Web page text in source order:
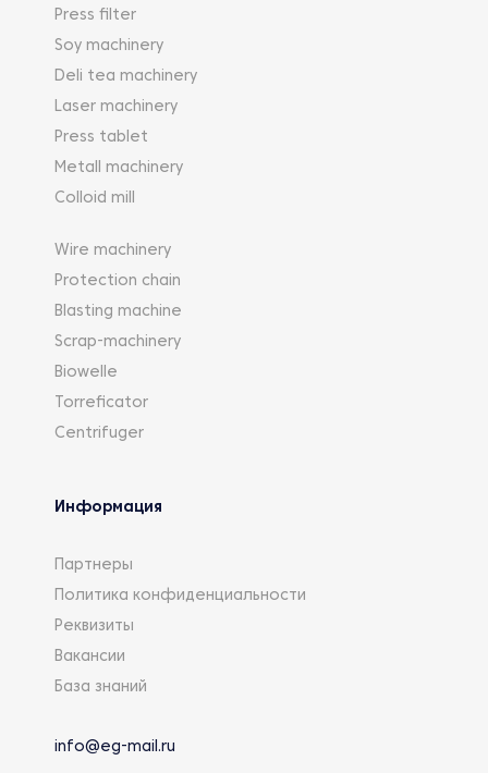
Press filter
Soy machinery
Deli tea machinery
Laser machinery
Press tablet
Metall machinery
Colloid mill
Wire machinery
Protection chain
Blasting machine
Scrap-machinery
Biowelle
Torreficator
Centrifuger
Информация
Партнеры
Политика конфиденциальности
Реквизиты
Вакансии
База знаний
info@eg-mail.ru